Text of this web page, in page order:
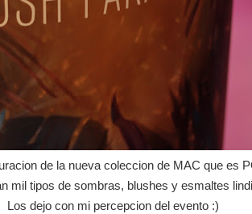
de la nueva coleccion de MAC que es
mil tipos de sombras, blushes y esmaltes
Los dejo con mi percepcion del evento :)